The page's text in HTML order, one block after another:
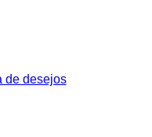
de desejos